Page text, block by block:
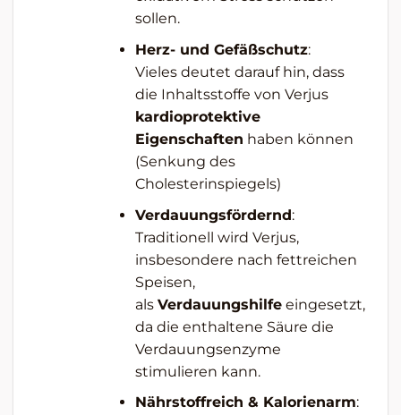
sollen.
Herz- und Gefäßschutz:
Vieles deutet darauf hin, dass
die Inhaltsstoffe von Verjus
kardioprotektive
Eigenschaften haben können
(Senkung des
Cholesterinspiegels)
Verdauungsfördernd:
Traditionell wird Verjus,
insbesondere nach fettreichen
Speisen,
als Verdauungshilfe eingesetzt,
da die enthaltene Säure die
Verdauungsenzyme
stimulieren kann.
Nährstoffreich & Kalorienarm: